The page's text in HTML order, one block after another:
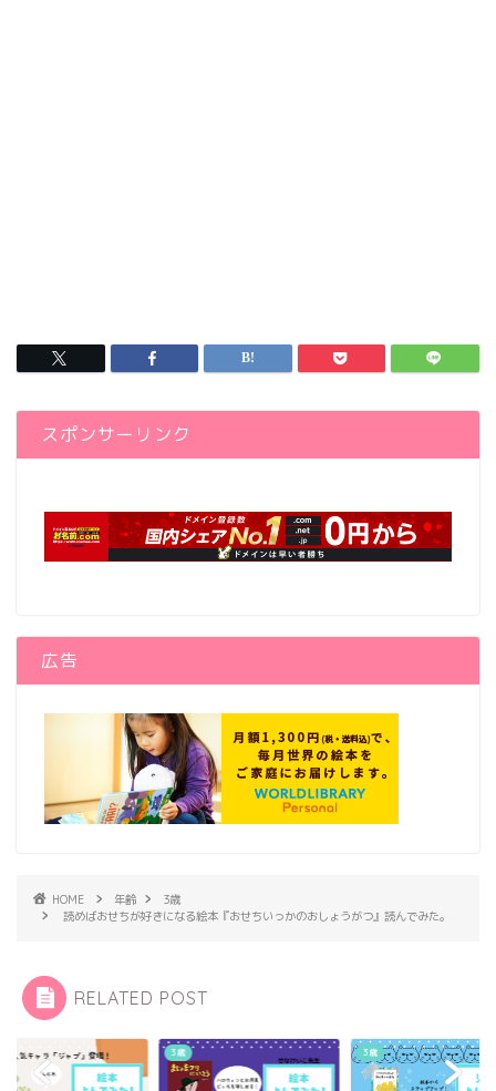
スポンサーリンク
広告
HOME 年齢
3歳
読めばおせちが好きになる絵本『おせちいっかのおしょうがつ』読んでみた。
RELATED POST
3歳 3歳